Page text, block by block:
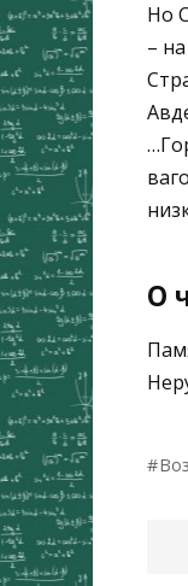
Но
–
О